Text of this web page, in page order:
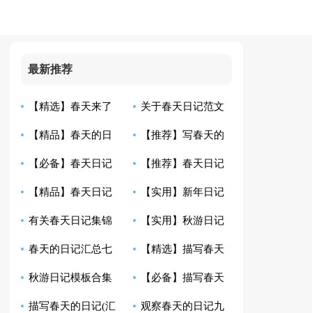
最新推荐
【精选】春天来了
日记范文6篇
关于春天日记范文
五篇
【精品】春天的日
记集锦5篇
【推荐】写春天的
日记九篇
【必备】春天日记
汇总5篇
【推荐】春天日记
八篇
【精品】春天日记
合集7篇
【实用】新年日记
锦集10篇
有关春天日记集锦
五篇
【实用】秋游日记
汇编十篇
春天的日记汇总七
篇
【精选】描写春天
日记3篇
秋游日记模板合集
七篇
【必备】描写春天
的日记集合6篇
描写春天的日记(汇 观察春天的日记九